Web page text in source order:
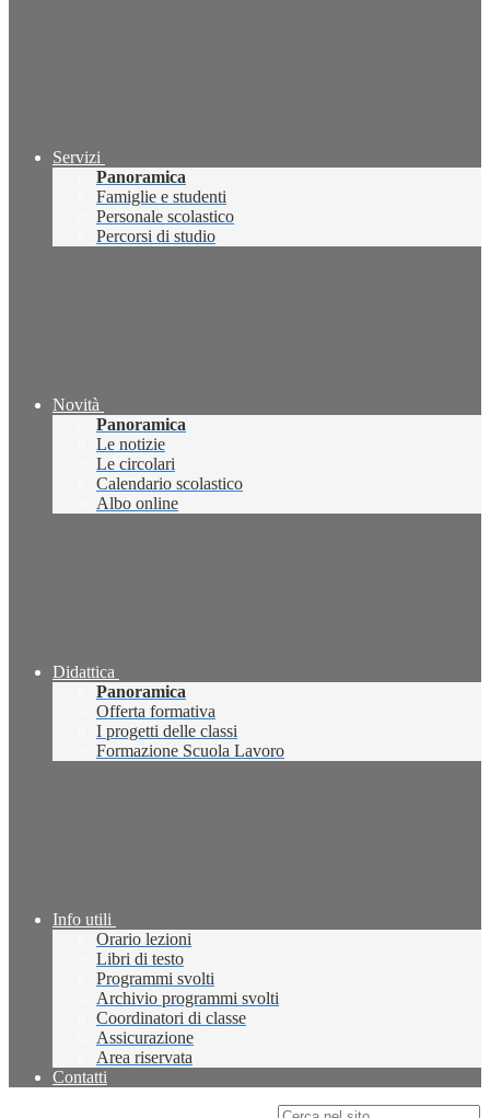
Servizi
Panoramica
Famiglie e studenti
Personale scolastico
Percorsi di studio
Novità
Panoramica
Le notizie
Le circolari
Calendario scolastico
Albo online
Didattica
Panoramica
Offerta formativa
I progetti delle classi
Formazione Scuola Lavoro
Info utili
Orario lezioni
Libri di testo
Programmi svolti
Archivio programmi svolti
Coordinatori di classe
Assicurazione
Area riservata
Contatti